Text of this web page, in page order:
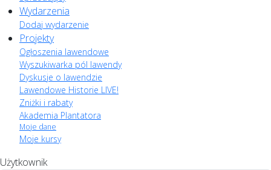
Wydarzenia
Dodaj wydarzenie
Projekty
Ogłoszenia lawendowe
Wyszukiwarka pól lawendy
Dyskusje o lawendzie
Lawendowe Historie LIVE!
Zniżki i rabaty
Akademia Plantatora
Moje dane
Moje kursy
Użytkownik